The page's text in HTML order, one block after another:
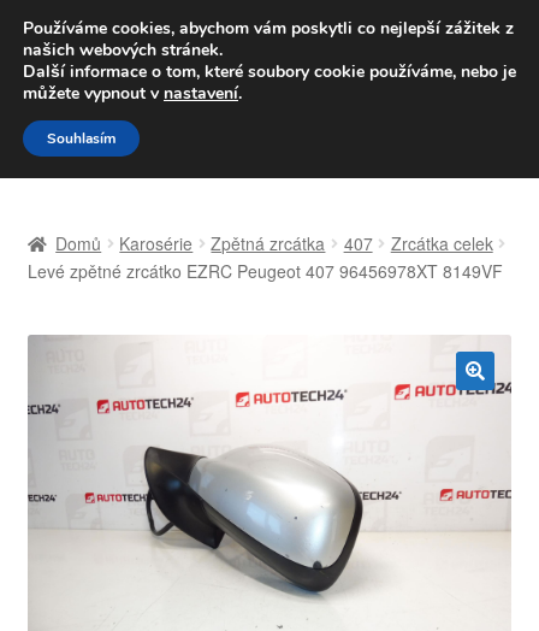
DOPRAVA od 139,-Kč
Volejte po-pá 9-16 704 494 494
Přeskočit
na
navigaci
Přejít
k
obsahu
Celosvětová doprava
Domů Karosérie Zpětná zrcátka 407
Zrcátka celek
Levé zpětné zrcátko EZRC Peugeot 407 96456978XT 8149VF
Používáme cookies, abychom vám poskytli co nejlepší zážitek z
našich webových stránek.
Další informace o tom, které soubory cookie používáme, nebo je
můžete vypnout v nastavení.
Souhlasím